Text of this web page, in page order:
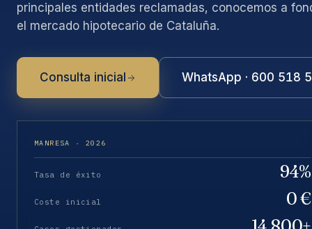
principales entidades reclamadas, conocemos a
el mercado hipotecario de Cataluña.
Consulta inicial WhatsApp · 600 518
MANRESA · 2026
Tasa de éxito 94%
Coste inicial 0 €